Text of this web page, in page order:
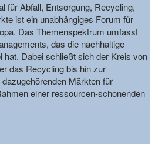
für Abfall, Entsorgung, Recycling,
ist ein unabhängiges Forum für
Das Themenspektrum umfasst
das die nachhaltige
hat. Dabei schließt sich der Kreis von
das Recycling bis hin zur
Märkten für
einer ressourcen-schonenden